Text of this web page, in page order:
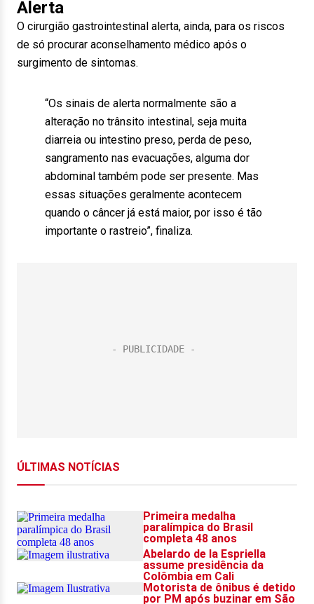
Alerta
O cirurgião gastrointestinal alerta, ainda, para os riscos
de só procurar aconselhamento médico após o
surgimento de sintomas.
“Os sinais de alerta normalmente são a
alteração no trânsito intestinal, seja muita
diarreia ou intestino preso, perda de peso,
sangramento nas evacuações, alguma dor
abdominal também pode ser presente. Mas
essas situações geralmente acontecem
quando o câncer já está maior, por isso é tão
importante o rastreio”, finaliza.